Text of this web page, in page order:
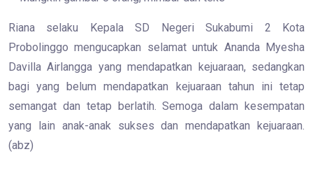
Riana selaku Kepala SD Negeri Sukabumi 2 Kota
Probolinggo mengucapkan selamat untuk Ananda Myesha
Davilla Airlangga yang mendapatkan kejuaraan, sedangkan
bagi yang belum mendapatkan kejuaraan tahun ini tetap
semangat dan tetap berlatih. Semoga dalam kesempatan
yang lain anak-anak sukses dan mendapatkan kejuaraan.
(abz)